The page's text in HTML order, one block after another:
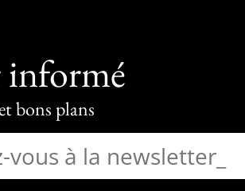
informé
bons plans